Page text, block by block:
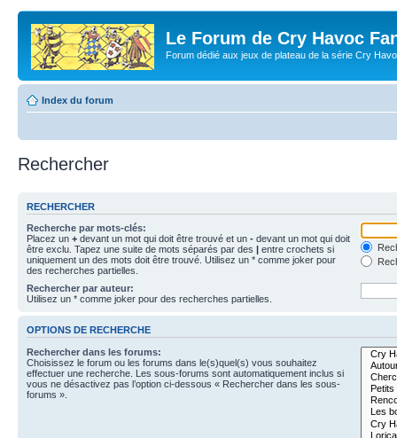
Le Forum de Cry Havoc
Forum dédié aux jeux de plateau de la série Cry
Index du forum
Rechercher
RECHERCHER
Recherche par mots-clés:
Placez un + devant un mot qui doit être trouvé et un - devant un mot qui doit
être exclu. Tapez une suite de mots séparés par des | entre crochets si
uniquement un des mots doit être trouvé. Utilisez un * comme joker pour
des recherches partielles.
Rechercher par auteur:
Utilisez un * comme joker pour des recherches partielles.
OPTIONS DE RECHERCHE
Rechercher dans les forums:
Choisissez le forum ou les forums dans le(s)quel(s) vous souhaitez
effectuer une recherche. Les sous-forums sont automatiquement inclus si
vous ne désactivez pas l’option ci-dessous « Rechercher dans les sous-
forums ».